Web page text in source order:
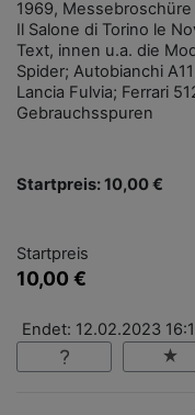
1969,
Il Salone di Torino le
Text, innen u.a. die
Spider; Autobianchi
Lancia Fulvia; Ferrari
Gebrauchsspuren
Startpreis: 10,00 €
Startpreis
10,00 €
Endet: 12.02.2023